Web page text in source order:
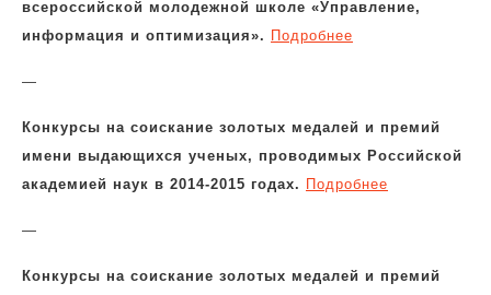
всероссийской молодежной школе «Управление,
информация и оптимизация». Подробнее
—
Конкурсы на соискание золотых медалей и премий
имени выдающихся ученых, проводимых Российской
академией наук в 2014-2015 годах. Подробнее
—
Конкурсы на соискание золотых медалей и премий